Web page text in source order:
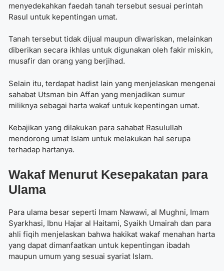
menyedekahkan faedah tanah tersebut sesuai perintah
Rasul untuk kepentingan umat.
Tanah tersebut tidak dijual maupun diwariskan, melainkan
diberikan secara ikhlas untuk digunakan oleh fakir miskin,
musafir dan orang yang berjihad.
Selain itu, terdapat hadist lain yang menjelaskan mengenai
sahabat Utsman bin Affan yang menjadikan sumur
miliknya sebagai harta wakaf untuk kepentingan umat.
Kebajikan yang dilakukan para sahabat Rasulullah
mendorong umat Islam untuk melakukan hal serupa
terhadap hartanya.
Wakaf Menurut Kesepakatan para
Ulama
Para ulama besar seperti Imam Nawawi, al Mughni, Imam
Syarkhasi, Ibnu Hajar al Haitami, Syaikh Umairah dan para
ahli fiqih menjelaskan bahwa hakikat wakaf menahan harta
yang dapat dimanfaatkan untuk kepentingan ibadah
maupun umum yang sesuai syariat Islam.